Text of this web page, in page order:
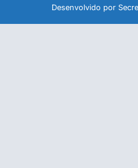
Desenvolvido por